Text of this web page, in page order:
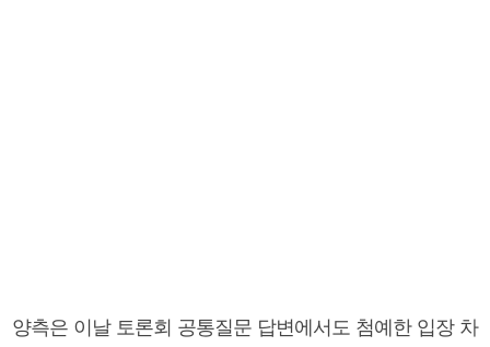
양측은 이날 토론회 공통질문 답변에서도 첨예한 입장 차